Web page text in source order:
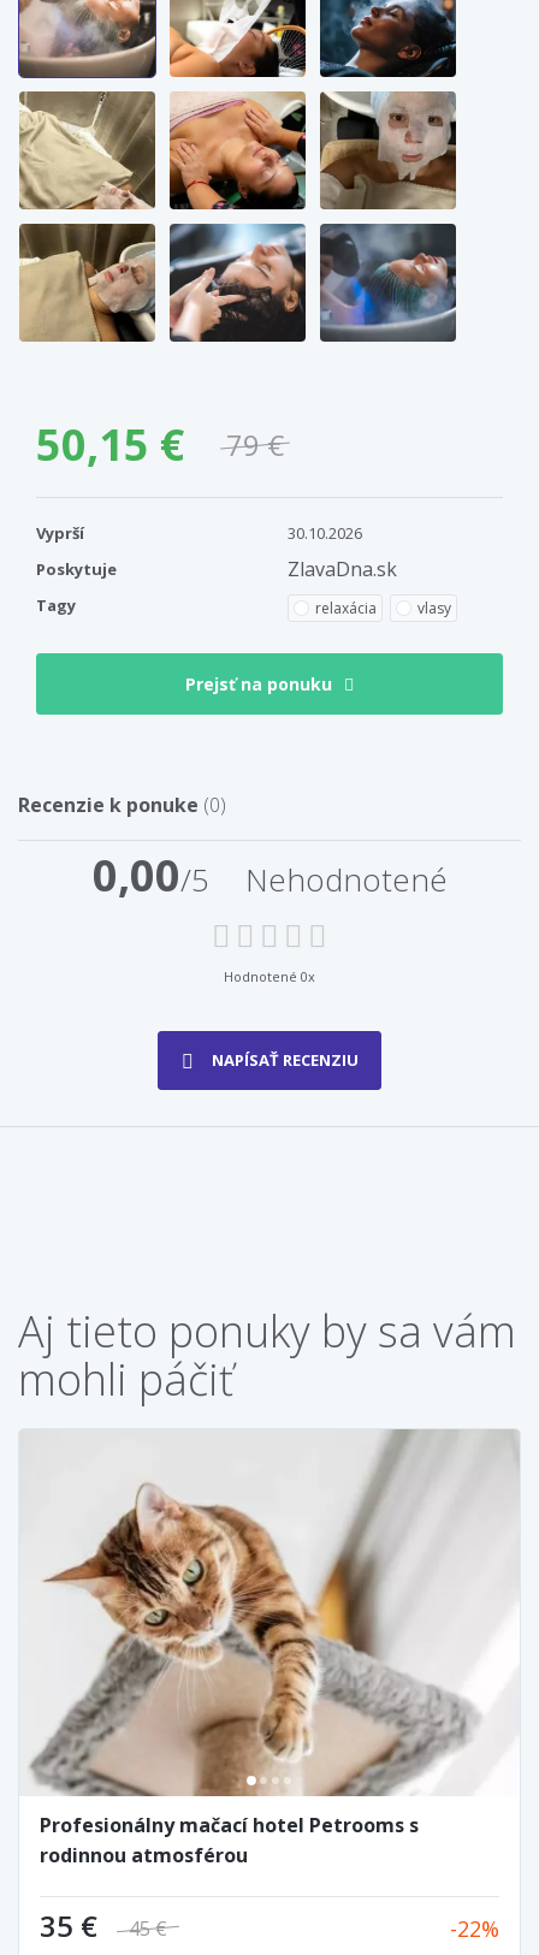
50,15 € 79 €
Vyprší
30.10.2026
Poskytuje
ZlavaDna.sk
Tagy relaxácia vlasy
Prejsť na ponuku
Recenzie k ponuke (0)
0,00/5 Nehodnotené
Hodnotené 0x
NAPÍSAŤ RECENZIU
Aj tieto ponuky by sa vám
mohli páčiť
Profesionálny mačací hotel Petrooms s
rodinnou atmosférou
35 € 45 € 22